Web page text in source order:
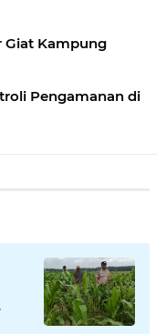
Giat Kampung
Pengamanan di